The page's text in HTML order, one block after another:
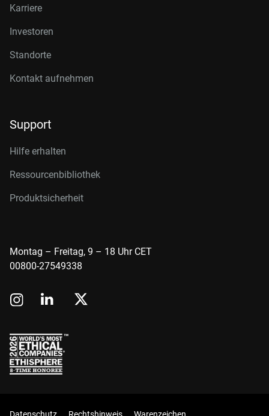
Karriere
Investoren
Standorte
Kontakt aufnehmen
Support
Hilfe erhalten
Ressourcenbibliothek
Produktsicherheit
Montag – Freitag, 9 – 18 Uhr CET
00800-27549338